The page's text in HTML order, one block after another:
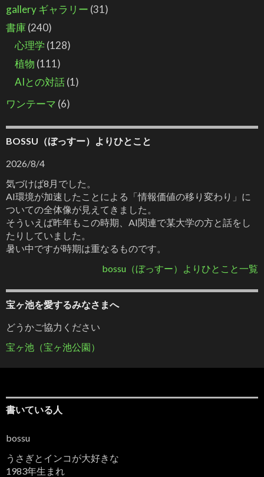
gallery ギャラリー (31)
書庫(240)
心理学 (128)
植物 (111)
AIとの対話(1)
ワンテーマ (6)
BOSSU（ぼっすー）よりひとこと
2026/8/4
気づけば8月でした。
AI環境が加速したことによる「情報価値の移り変わり」に
ついての全体像が見えてきました。
そういえば昨年もこの時期、AI関連で某大学の方と話をし
たりしていました。
暑い中ですが時期は重なるものです。
bossu（ぼっすー）よりひとこと一覧
宝ヶ池を愛するみなさまへ
どうかご協力ください
宝ヶ池（宝ヶ池公園）
書いている人
bossu
うさぎとインコが大好きな
1983年生まれ